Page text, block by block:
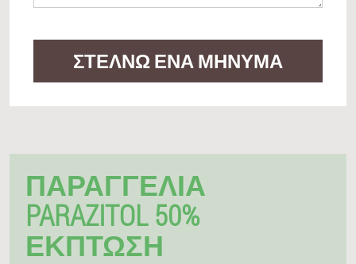
ΣΤΈΛΝΩ ΈΝΑ ΜΉΝΥΜΑ
ΠΑΡΑΓΓΕΛΊΑ
PARAZITOL 50%
ΈΚΠΤΩΣΗ